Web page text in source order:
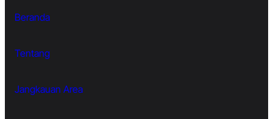
Beranda
Tentang
Jangkauan Area